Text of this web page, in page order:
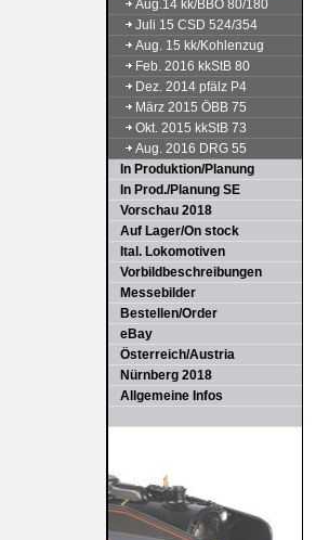
Aug.14 kk/BBÖ 80/180
Juli 15 CSD 524/354
Aug. 15 kk/Kohlenzug
Feb. 2016 kkStB 80
Dez. 2014 pfälz P4
März 2015 ÖBB 75
Okt. 2015 kkStB 73
Aug. 2016 DRG 55
In Produktion/Planung
In Prod./Planung SE
Vorschau 2018
Auf Lager/On stock
Ital. Lokomotiven
Vorbildbeschreibungen
Messebilder
Bestellen/Order
eBay
Österreich/Austria
Nürnberg 2018
Allgemeine Infos